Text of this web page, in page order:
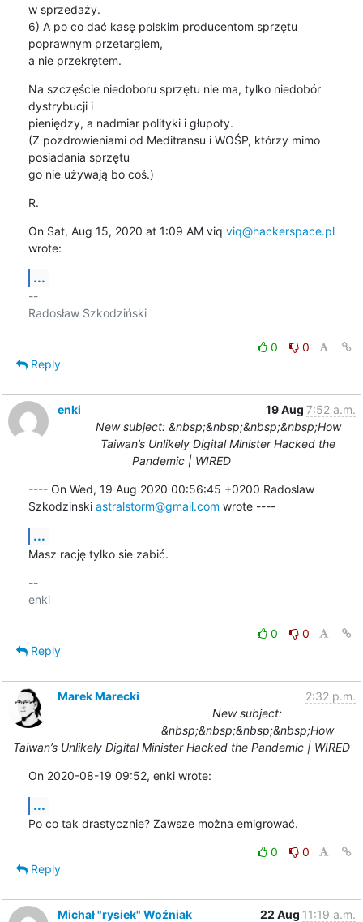
w sprzedaży.
6) A po co dać kasę polskim producentom sprzętu
poprawnym przetargiem,
a nie przekrętem.
Na szczęście niedoboru sprzętu nie ma, tylko niedobór
dystrybucji i
pieniędzy, a nadmiar polityki i głupoty.
(Z pozdrowieniami od Meditransu i WOŚP, którzy mimo
posiadania sprzętu
go nie używają bo coś.)
R.
On Sat, Aug 15, 2020 at 1:09 AM viq viq@hackerspace.pl
wrote:
...
--
Radosław Szkodziński
0
0
Reply
enki 19 Aug 7:52 a.m.
New subject: &nbsp;&nbsp;&nbsp;&nbsp;How
Taiwan’s Unlikely Digital Minister Hacked the
Pandemic | WIRED
---- On Wed, 19 Aug 2020 00:56:45 +0200 Radoslaw
Szkodzinski astralstorm@gmail.com wrote ----
...
Masz rację tylko sie zabić.
--
enki
0
0
Reply
Marek Marecki
2:32 p.m.
New subject:
&nbsp;&nbsp;&nbsp;&nbsp;How
Taiwan’s Unlikely Digital Minister Hacked the Pandemic | WIRED
On 2020-08-19 09:52, enki wrote:
...
Po co tak drastycznie? Zawsze można emigrować.
0
0
Reply
Michał "rysiek" Woźniak 22 Aug 11:19 a.m.